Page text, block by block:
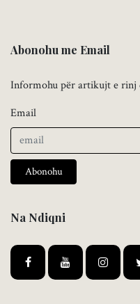
Abonohu me Email
Informohu për artikujt e rinj
Email
Abonohu
Na Ndiqni